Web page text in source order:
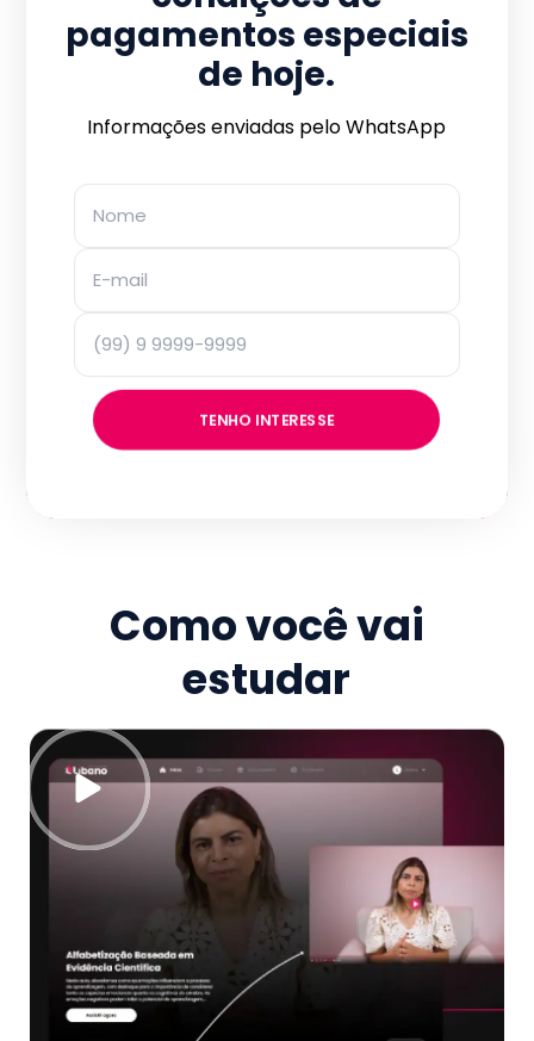
pagamentos especiais
de hoje.
Informações enviadas pelo WhatsApp
TENHO INTERESSE
Como você vai
estudar